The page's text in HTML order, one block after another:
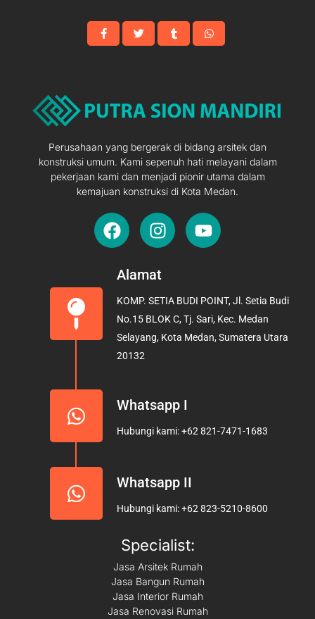
Perusahaan yang bergerak di bidang arsitek dan
konstruksi umum. Kami sepenuh hati melayani dalam
pekerjaan kami dan menjadi pionir utama dalam
kemajuan konstruksi di Kota Medan.
F
a
e
o
o
k
I
n
t
g
r
a
Y
o
b
e
Alamat
KOMP. SETIA BUDI POINT, Jl. Setia Budi
No.15 BLOK C, Tj. Sari, Kec. Medan
Selayang, Kota Medan, Sumatera Utara
20132
Whatsapp I
Hubungi kami: +62 821-7471-1683
Whatsapp II
Hubungi kami: +62 823-5210-8600
Specialist:
Jasa Arsitek Rumah
Jasa Bangun Rumah
Jasa Interior Rumah
Jasa Renovasi Rumah